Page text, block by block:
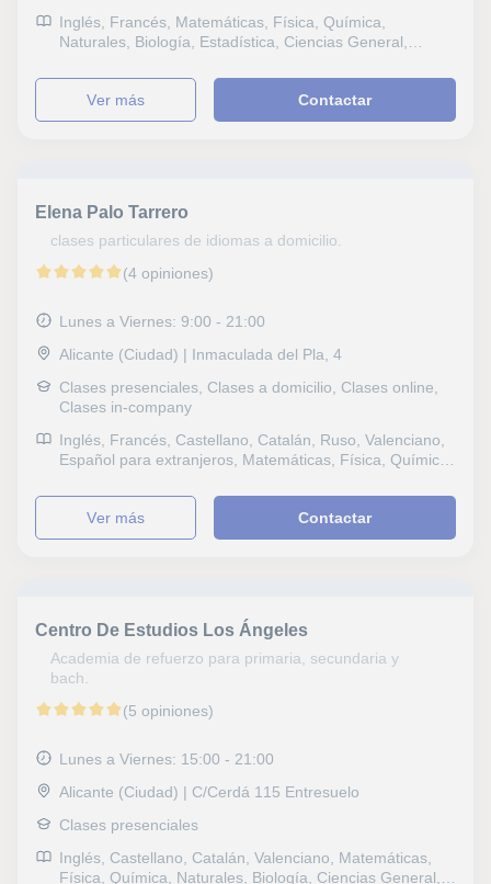
Inglés, Francés, Matemáticas, Física, Química,
Naturales, Biología, Estadística, Ciencias General,
ciencias, Álgebra, Bioquímica, Hidrología, Ciencias
Ambientales, Lengua Castellana y Literatura, Lengua
catalana y literatura, Arquitectura, Electricidad, Dibujo
(para adultos), Graduado escolar, B1 PET, Repaso
General, ESO, Bachillerato, Todos los cursos, Primaria,
ver más Contactar
Elena Palo Tarrero
clases particulares de idiomas a domicilio.
(4 opiniones)
Lunes a Viernes: 9:00 - 21:00
Alicante (Ciudad) | Inmaculada del Pla, 4
Clases presenciales, Clases a domicilio, Clases online,
Clases in-company
Inglés, Francés, Castellano, Catalán, Ruso, Valenciano,
Español para extranjeros, Matemáticas, Física, Química,
Filosofía, Latín y Griego, Lengua gallega y literatura,
Dibujo técnico, Selectividad, Otros examenes, FCE First
Certificate in English, CAE Certificate in Advanced
Formativos, Preparación Psicotécnicos, Matemáticas
aplicadas, Técnicas de estudio, TDAH Trastorno por
déficit de atención, Economía, Contabilidad
ver más Contactar
Centro De Estudios Los Ángeles
Academia de refuerzo para primaria, secundaria y
bach.
(5 opiniones)
Lunes a Viernes: 15:00 - 21:00
Alicante (Ciudad) | C/Cerdá 115 Entresuelo
Clases presenciales
Inglés, Castellano, Catalán, Valenciano, Matemáticas,
Física, Química, Naturales, Biología, Ciencias General,